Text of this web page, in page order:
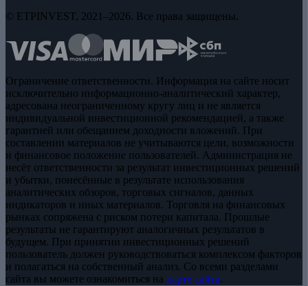
© ETPINVEST, 2021–2026. Все права защищены.
Ограничение ответственности. Информация на сайте носит
исключительно информационно-аналитический характер,
адресована неограниченному кругу лиц и не является
индивидуальной инвестиционной рекомендацией, а также
гарантией или обещанием доходности вложений. При
составлении материалов не учитываются цели, возможности
и финансовое положение пользователей. Администрация не
несёт ответственности за результат инвестиционных решений
и убытки, понесённые в результате использования
аналитических обзоров, торговых сигналов, данных
индикаторов и иных материалов. Торговля на финансовых
рынках сопряжена с риском потери капитала. Прошлые
результаты не гарантируют аналогичных результатов в
будущем. При принятии инвестиционных решений
пользователь должен руководствоваться комплексом факторов
и полагаться на собственный анализ. Со всеми разделами
сайта вы можете ознакомиться на карте сайта.